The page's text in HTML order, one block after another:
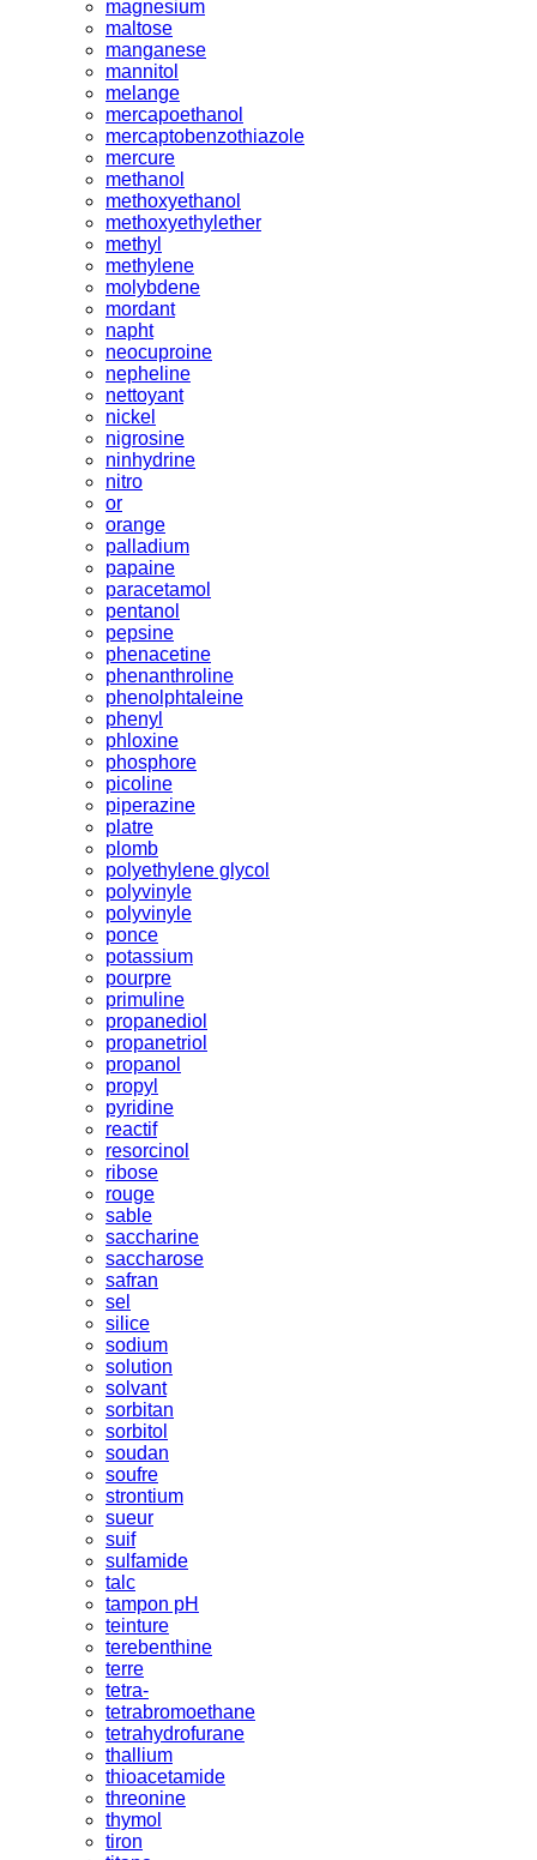
magnesium
maltose
manganese
mannitol
melange
mercapoethanol
mercaptobenzothiazole
mercure
methanol
methoxyethanol
methoxyethylether
methyl
methylene
molybdene
mordant
napht
neocuproine
nepheline
nettoyant
nickel
nigrosine
ninhydrine
nitro
or
orange
palladium
papaine
paracetamol
pentanol
pepsine
phenacetine
phenanthroline
phenolphtaleine
phenyl
phloxine
phosphore
picoline
piperazine
platre
plomb
polyethylene glycol
polyvinyle
polyvinyle
ponce
potassium
pourpre
primuline
propanediol
propanetriol
propanol
propyl
pyridine
reactif
resorcinol
ribose
rouge
sable
saccharine
saccharose
safran
sel
silice
sodium
solution
solvant
sorbitan
sorbitol
soudan
soufre
strontium
sueur
suif
sulfamide
talc
tampon pH
teinture
terebenthine
terre
tetra-
tetrabromoethane
tetrahydrofurane
thallium
thioacetamide
threonine
thymol
tiron